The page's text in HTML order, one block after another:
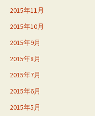
2015年11月
2015年10月
2015年9月
2015年8月
2015年7月
2015年6月
2015年5月